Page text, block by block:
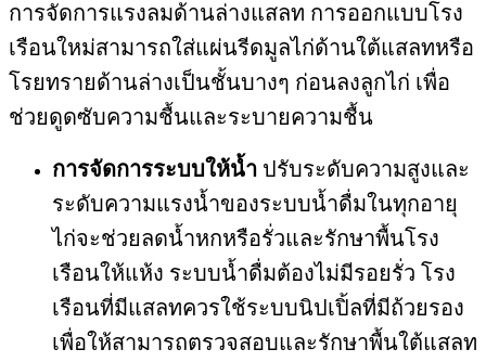
การจัดการแรงลมด้านล่างแสลท การออกแบบโรง
เรือนใหม่สามารถใส่แผ่นรีดมูลไก่ด้านใต้แสลทหรือ
โรยทรายด้านล่างเป็นชั้นบางๆ ก่อนลงลูกไก่ เพื่อ
ช่วยดูดซับความชื้นและระบายความชื้น
การจัดการระบบให้น้ำ ปรับระดับความสูงและ
ระดับความแรงน้ำของระบบน้ำดื่มในทุกอายุ
ไก่จะช่วยลดน้ำหกหรือรั่วและรักษาพื้นโรง
เรือนให้แห้ง ระบบน้ำดื่มต้องไม่มีรอยรั่ว โรง
เรือนที่มีแสลทควรใช้ระบบนิปเปิ้ลที่มีถ้วยรอง
เพื่อให้สามารถตรวจสอบและรักษาพื้นใต้แสลท